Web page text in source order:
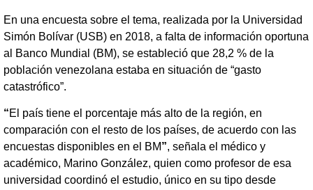
En una encuesta sobre el tema, realizada por la Universidad
Simón Bolívar (USB) en 2018, a falta de información oportuna
al Banco Mundial (BM), se estableció que 28,2 % de la
población venezolana estaba en situación de “gasto
catastrófico”.
“El país tiene el porcentaje más alto de la región, en
comparación con el resto de los países, de acuerdo con las
encuestas disponibles en el BM”, señala el médico y
académico, Marino González, quien como profesor de esa
universidad coordinó el estudio, único en su tipo desde